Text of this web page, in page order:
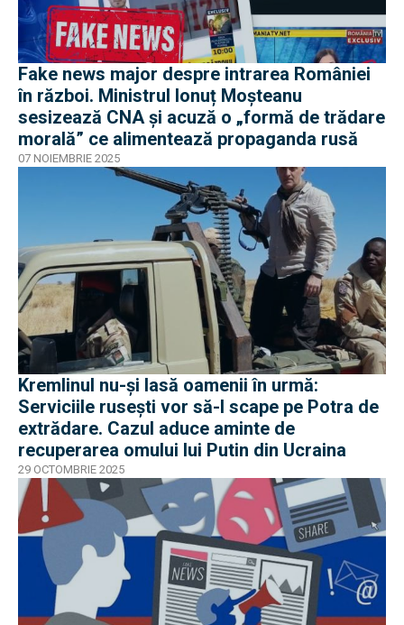
Fake news major despre intrarea României
în război. Ministrul Ionuț Moșteanu
sesizează CNA și acuză o „formă de trădare
morală” ce alimentează propaganda rusă
07 NOIEMBRIE 2025
Kremlinul nu-și lasă oamenii în urmă:
Serviciile rusești vor să-l scape pe Potra de
extrădare. Cazul aduce aminte de
recuperarea omului lui Putin din Ucraina
29 OCTOMBRIE 2025